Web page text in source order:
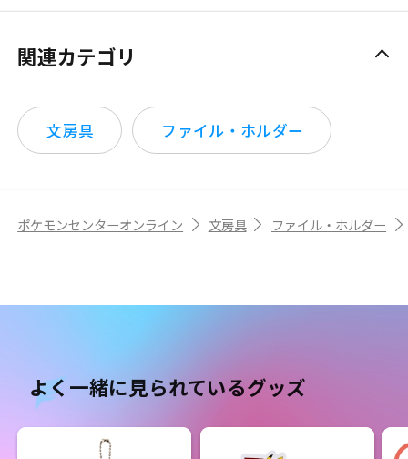
関連カテゴリ
文房具 ファイル・ホルダー
ポケモンセンターオンライン 文房具 ファイル・ホルダー
よく一緒に見られているグッズ